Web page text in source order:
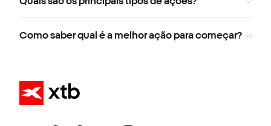
Como saber qual é a melhor ação para começar?